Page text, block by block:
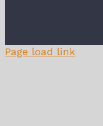
Page load link